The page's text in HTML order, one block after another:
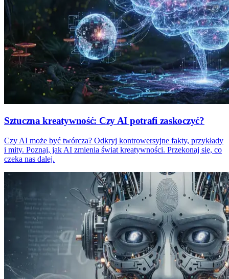
Sztuczna kreatywność: Czy AI potrafi zaskoczyć?
Czy AI może być twórcza? Odkryj kontrowersyjne fakty, przykłady
i mity. Poznaj, jak AI zmienia świat kreatywności. Przekonaj się, co
czeka nas dalej.